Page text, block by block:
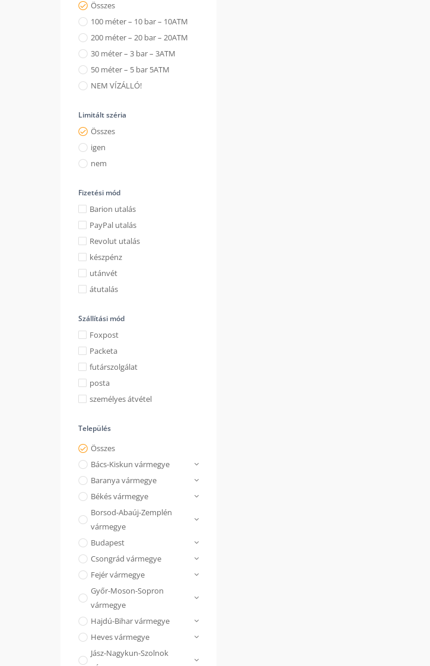
Összes
100 méter – 10 bar – 10ATM
200 méter – 20 bar – 20ATM
30 méter – 3 bar – 3ATM
50 méter – 5 bar 5ATM
NEM VÍZÁLLÓ!
Limitált széria
Összes
igen
nem
Fizetési mód
Barion utalás
PayPal utalás
Revolut utalás
készpénz
utánvét
átutalás
Szállítási mód
Foxpost
Packeta
futárszolgálat
posta
személyes átvétel
Település
Összes
Bács-Kiskun vármegye
Baranya vármegye
Békés vármegye
Borsod-Abaúj-Zemplén
vármegye
Budapest
Csongrád vármegye
Fejér vármegye
Győr-Moson-Sopron
vármegye
Hajdú-Bihar vármegye
Heves vármegye
Jász-Nagykun-Szolnok